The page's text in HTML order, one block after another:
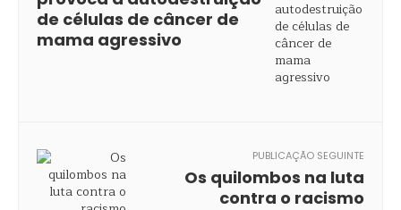
de células de câncer de
mama agressivo
PUBLICAÇÃO SEGUINTE
Os quilombos na luta
contra o racismo